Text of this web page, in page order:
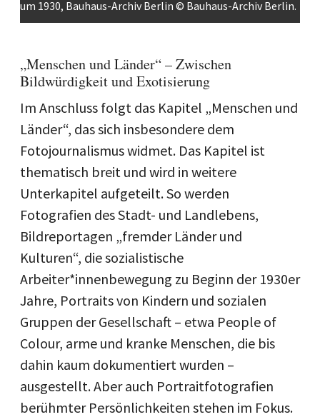
um 1930, Bauhaus-Archiv Berlin © Bauhaus-Archiv Berlin.
„Menschen und Länder“ – Zwischen
Bildwürdigkeit und Exotisierung
Im Anschluss folgt das Kapitel „Menschen und
Länder“, das sich insbesondere dem
Fotojournalismus widmet. Das Kapitel ist
thematisch breit und wird in weitere
Unterkapitel aufgeteilt. So werden
Fotografien des Stadt- und Landlebens,
Bildreportagen „fremder Länder und
Kulturen“, die sozialistische
Arbeiter*innenbewegung zu Beginn der 1930er
Jahre, Portraits von Kindern und sozialen
Gruppen der Gesellschaft – etwa People of
Colour, arme und kranke Menschen, die bis
dahin kaum dokumentiert wurden –
ausgestellt. Aber auch Portraitfotografien
berühmter Persönlichkeiten stehen im Fokus.